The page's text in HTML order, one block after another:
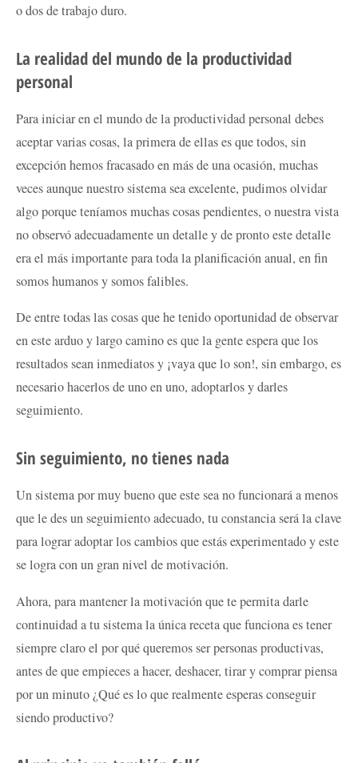
o dos de trabajo duro.
La realidad del mundo de la productividad
personal
Para iniciar en el mundo de la productividad personal debes
aceptar varias cosas, la primera de ellas es que todos, sin
excepción hemos fracasado en más de una ocasión, muchas
veces aunque nuestro sistema sea excelente, pudimos olvidar
algo porque teníamos muchas cosas pendientes, o nuestra vista
no observó adecuadamente un detalle y de pronto este detalle
era el más importante para toda la planificación anual, en fin
somos humanos y somos falibles.
De entre todas las cosas que he tenido oportunidad de observar
en este arduo y largo camino es que la gente espera que los
resultados sean inmediatos y ¡vaya que lo son!, sin embargo, es
necesario hacerlos de uno en uno, adoptarlos y darles
seguimiento.
Sin seguimiento, no tienes nada
Un sistema por muy bueno que este sea no funcionará a menos
que le des un seguimiento adecuado, tu constancia será la clave
para lograr adoptar los cambios que estás experimentado y este
se logra con un gran nivel de motivación.
Ahora, para mantener la motivación que te permita darle
continuidad a tu sistema la única receta que funciona es tener
siempre claro el por qué queremos ser personas productivas,
antes de que empieces a hacer, deshacer, tirar y comprar piensa
por un minuto ¿Qué es lo que realmente esperas conseguir
siendo productivo?